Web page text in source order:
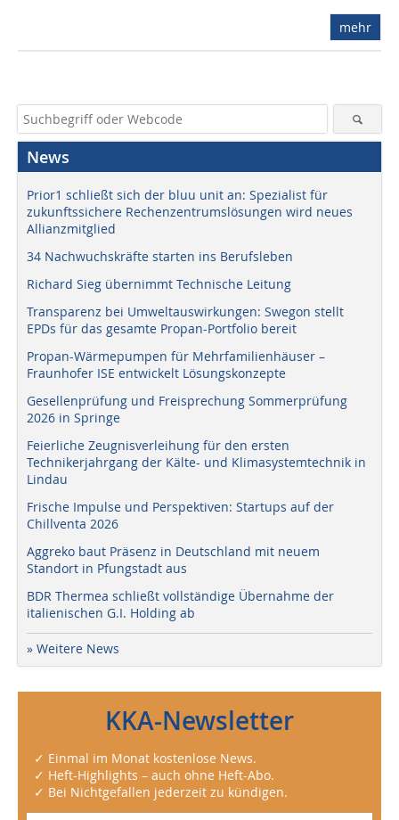
mehr
News
Prior1 schließt sich der bluu unit an: Spezialist für
zukunftssichere Rechenzentrumslösungen wird neues
Allianzmitglied
34 Nachwuchskräfte starten ins Berufsleben
Richard Sieg übernimmt Technische Leitung
Transparenz bei Umweltauswirkungen: Swegon stellt
EPDs für das gesamte Propan-Portfolio bereit
Propan-Wärmepumpen für Mehrfamilienhäuser –
Fraunhofer ISE entwickelt Lösungskonzepte
Gesellenprüfung und Freisprechung Sommerprüfung
2026 in Springe
Feierliche Zeugnisverleihung für den ersten
Technikerjahrgang der Kälte- und Klimasystemtechnik in
Lindau
Frische Impulse und Perspektiven: Startups auf der
Chillventa 2026
Aggreko baut Präsenz in Deutschland mit neuem
Standort in Pfungstadt aus
BDR Thermea schließt vollständige Übernahme der
italienischen G.I. Holding ab
» Weitere News
KKA-Newsletter
✓ Einmal im Monat kostenlose News.
✓ Heft-Highlights – auch ohne Heft-Abo.
✓ Bei Nichtgefallen jederzeit zu kündigen.